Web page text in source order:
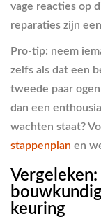
vage reacties op
reparaties zijn
Pro-tip: neem
zelfs als dat een
tweede paar
dan een
wachten staat?
stappenplan en
keuring